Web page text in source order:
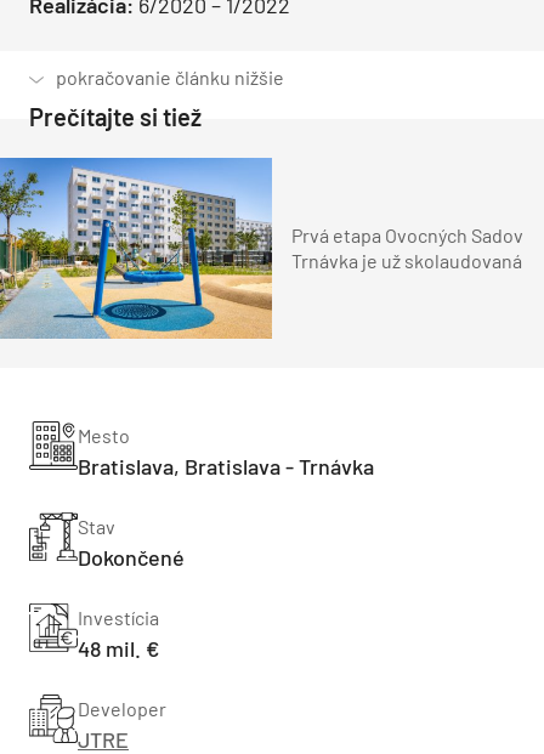
Prečítajte si tiež
Prvá etapa Ovocných Sadov
Trnávka je už skolaudovaná
Mesto
Bratislava, Bratislava - Trnávka
Stav
Dokončené
Investícia
48 mil. €
Developer
JTRE